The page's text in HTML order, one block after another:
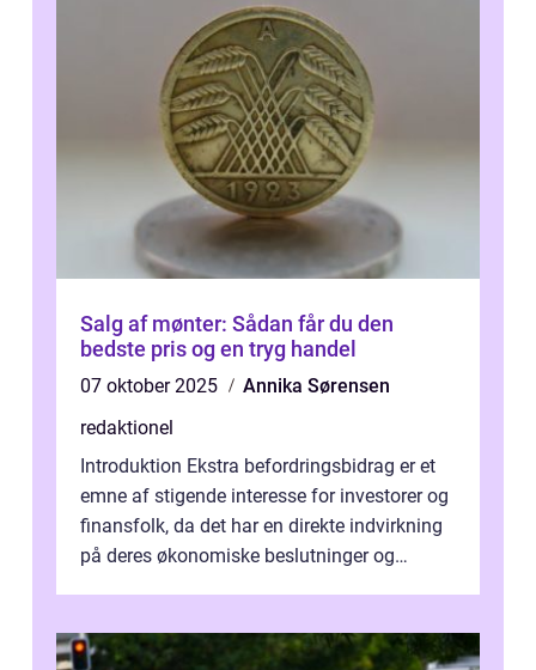
Salg af mønter: Sådan får du den
bedste pris og en tryg handel
07 oktober 2025
Annika Sørensen
redaktionel
Introduktion Ekstra befordringsbidrag er et
emne af stigende interesse for investorer og
finansfolk, da det har en direkte indvirkning
på deres økonomiske beslutninger og